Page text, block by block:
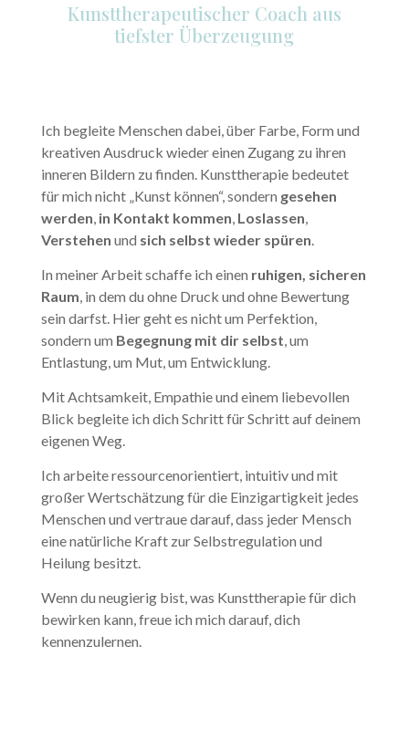
Kunsttherapeutischer Coach aus
tiefster Überzeugung
Ich begleite Menschen dabei, über Farbe, Form und
kreativen Ausdruck wieder einen Zugang zu ihren
inneren Bildern zu finden. Kunsttherapie bedeutet
für mich nicht „Kunst können“, sondern gesehen
werden, in Kontakt kommen, Loslassen,
Verstehen und sich selbst wieder spüren.
In meiner Arbeit schaffe ich einen ruhigen, sicheren
Raum, in dem du ohne Druck und ohne Bewertung
sein darfst. Hier geht es nicht um Perfektion,
sondern um Begegnung mit dir selbst, um
Entlastung, um Mut, um Entwicklung.
Mit Achtsamkeit, Empathie und einem liebevollen
Blick begleite ich dich Schritt für Schritt auf deinem
eigenen Weg.
Ich arbeite ressourcenorientiert, intuitiv und mit
großer Wertschätzung für die Einzigartigkeit jedes
Menschen und vertraue darauf, dass jeder Mensch
eine natürliche Kraft zur Selbstregulation und
Heilung besitzt.
Wenn du neugierig bist, was Kunsttherapie für dich
bewirken kann, freue ich mich darauf, dich
kennenzulernen.